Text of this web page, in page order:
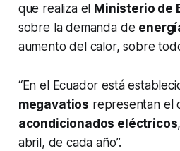
que realiza el Ministerio de
sobre la demanda de
aumento del calor, sobre
“En el Ecuador está
megavatios representan el
acondicionados eléctricos
abril, de cada año”.